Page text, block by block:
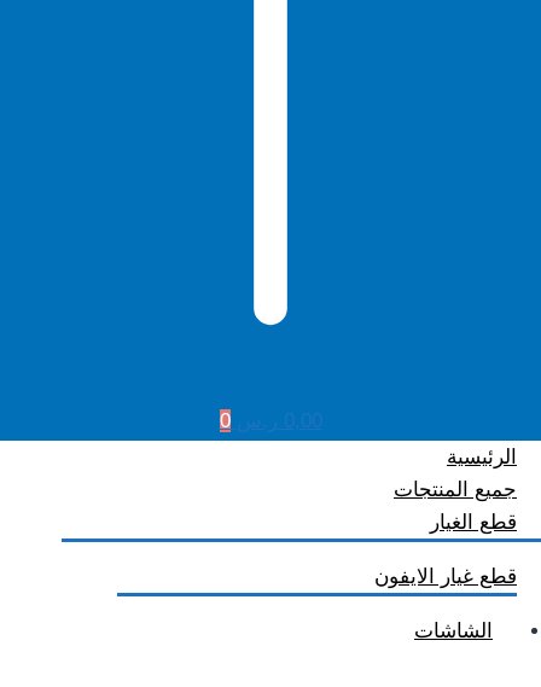
0,00 ر.س 0
الرئيسية
جميع المنتجات
قطع الغيار
قطع غيار الايفون
الشاشات